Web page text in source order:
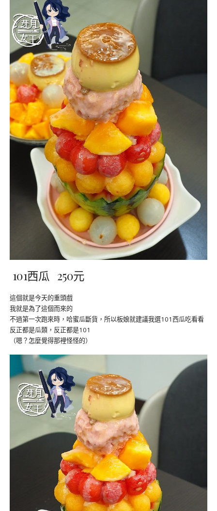
101西瓜 250元
這個就是今天的重頭戲
我就是為了這個而來的
不過第一次跑來時，哈蜜瓜斷貨，所以板娘就建議我選101西瓜吃看看
反正都是瓜類，反正都是101
（嗯？怎麼覺得那裡怪怪的）